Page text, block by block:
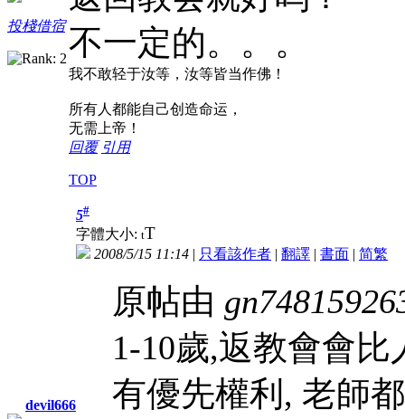
投棧借宿 不一定的。。。
我不敢轻于汝等，汝等皆当作佛！
所有人都能自己创造命运，
无需上帝！
回覆 引用
TOP
devil666
5#
字體大小: tT
2008/5/15 11:14 | 只看該作者 | 翻譯 | 書面 | 简繁
原帖由
1-10歲,返教會會
有優先權利, 老師